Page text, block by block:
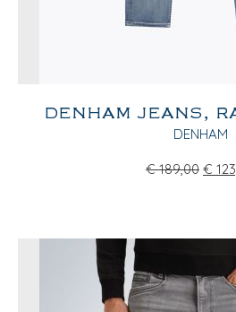
DENHAM JEANS,
DENHAM
€ 189,00 €